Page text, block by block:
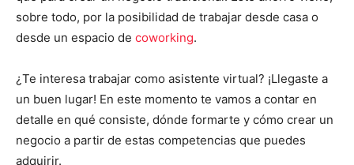
sobre todo, por la posibilidad de trabajar desde casa o
desde un espacio de coworking.
¿Te interesa trabajar como asistente virtual? ¡Llegaste a
un buen lugar! En este momento te vamos a contar en
detalle en qué consiste, dónde formarte y cómo crear un
negocio a partir de estas competencias que puedes
adquirir.